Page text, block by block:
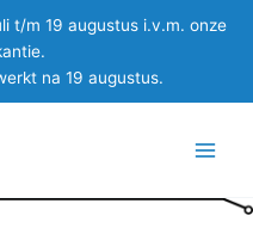
t/m 19 augustus i.v.m. onze
na 19 augustus.
Menu